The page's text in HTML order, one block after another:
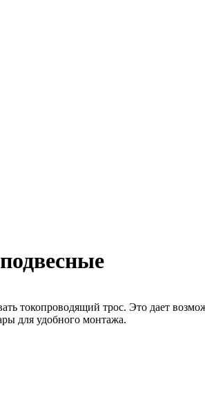
токопроводящий трос. Это дает
для удобного монтажа.